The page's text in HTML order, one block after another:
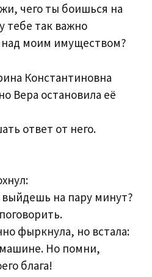
чего ты боишься на
тебе так важно
над моим имуществом?
Константиновна
Вера остановила её
ответ от него.
на пару минут?
фыркнула, но встала:
Но помни,
блага!